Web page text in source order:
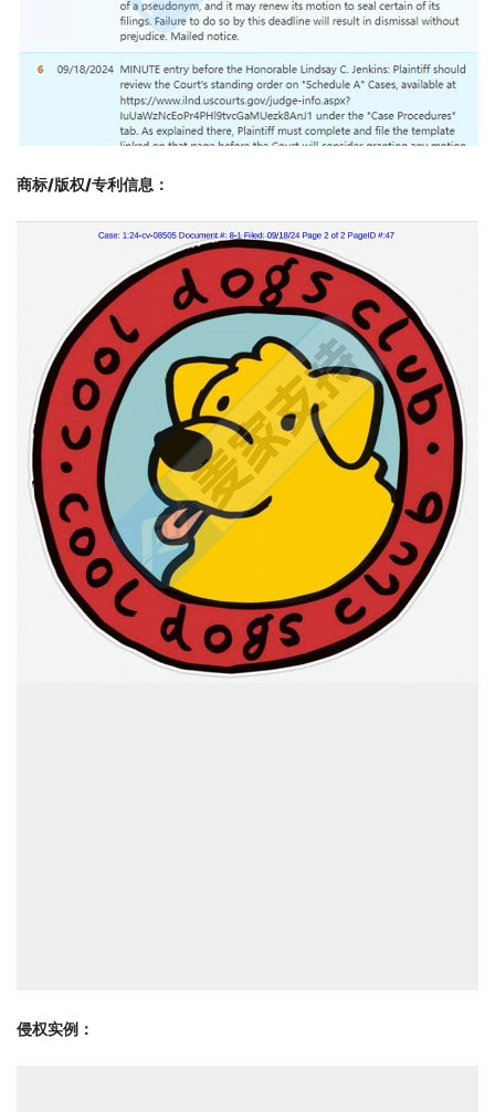
商标/版权/专利信息 ：
侵权实例：